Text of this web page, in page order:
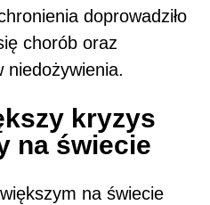
doprowadziło
chorób oraz
niedożywienia.
kryzys
na świecie
na świecie